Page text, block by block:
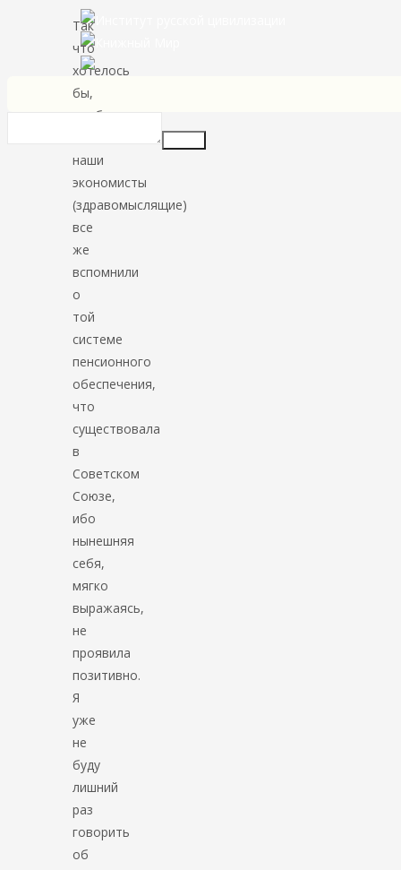
Так
что
хотелось
бы,
чтобы
наши
экономисты
(здравомыслящие)
все
же
вспомнили
о
той
системе
пенсионного
обеспечения,
что
существовала
в
Советском
Союзе,
ибо
нынешняя
себя,
мягко
выражаясь,
не
проявила
позитивно.
Я
уже
не
буду
лишний
раз
говорить
об